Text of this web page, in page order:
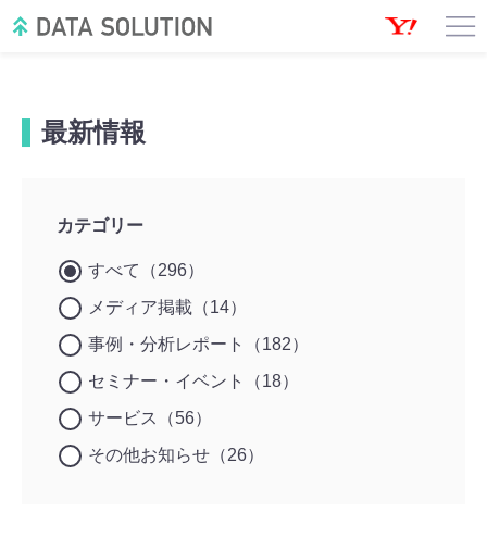
最新情報
カテゴリー
すべて（296）
メディア掲載（14）
事例・分析レポート（182）
セミナー・イベント（18）
サービス（56）
その他お知らせ（26）